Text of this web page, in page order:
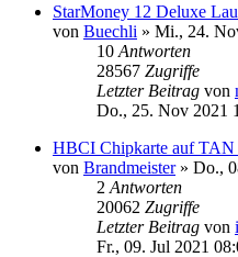
StarMoney 12 Deluxe
von Buechli » Mi., 24.
10 Antworten
28567 Zugriffe
Letzter Beitrag von
Do., 25. Nov 2021
HBCI Chipkarte auf TAN
von Brandmeister» Do.,
2 Antworten
20062 Zugriffe
Letzter Beitrag von
Fr., 09. Jul 2021